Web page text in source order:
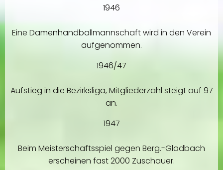
1946
Eine Damenhandballmannschaft wird in den Verein
aufgenommen.
1946/47
Aufstieg in die Bezirksliga, Mitgliederzahl steigt auf 97
an.
1947
Beim Meisterschaftsspiel gegen Berg.-Gladbach
erscheinen fast 2000 Zuschauer.